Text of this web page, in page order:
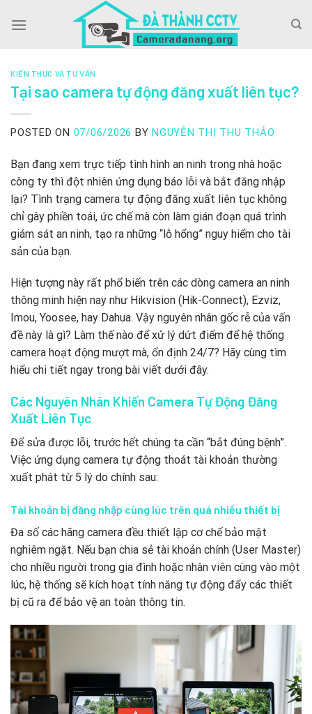
KIẾN THỨC VÀ TƯ VẤN
Tại sao camera tự động đăng xuất liên tục?
POSTED ON 07/06/2026 BY NGUYỄN THỊ THU THẢO
Bạn đang xem trực tiếp tình hình an ninh trong nhà hoặc
công ty thì đột nhiên ứng dụng báo lỗi và bắt đăng nhập
lại? Tình trạng camera tự động đăng xuất liên tục không
chỉ gây phiền toái, ức chế mà còn làm gián đoạn quá trình
giám sát an ninh, tạo ra những “lỗ hổng” nguy hiểm cho tài
sản của bạn.
Hiện tượng này rất phổ biến trên các dòng camera an ninh
thông minh hiện nay như Hikvision (Hik-Connect), Ezviz,
Imou, Yoosee, hay Dahua. Vậy nguyên nhân gốc rễ của vấn
đề này là gì? Làm thế nào để xử lý dứt điểm để hệ thống
camera hoạt động mượt mà, ổn định 24/7? Hãy cùng tìm
hiểu chi tiết ngay trong bài viết dưới đây.
Các Nguyên Nhân Khiến Camera Tự Động Đăng
Xuất Liên Tục
Để sửa được lỗi, trước hết chúng ta cần “bắt đúng bệnh”.
Việc ứng dụng camera tự động thoát tài khoản thường
xuất phát từ 5 lý do chính sau:
Tài khoản bị đăng nhập cùng lúc trên quá nhiều thiết bị
Đa số các hãng camera đều thiết lập cơ chế bảo mật
nghiêm ngặt. Nếu bạn chia sẻ tài khoản chính (User Master)
cho nhiều người trong gia đình hoặc nhân viên cùng vào một
lúc, hệ thống sẽ kích hoạt tính năng tự động đẩy các thiết
bị cũ ra để bảo vệ an toàn thông tin.